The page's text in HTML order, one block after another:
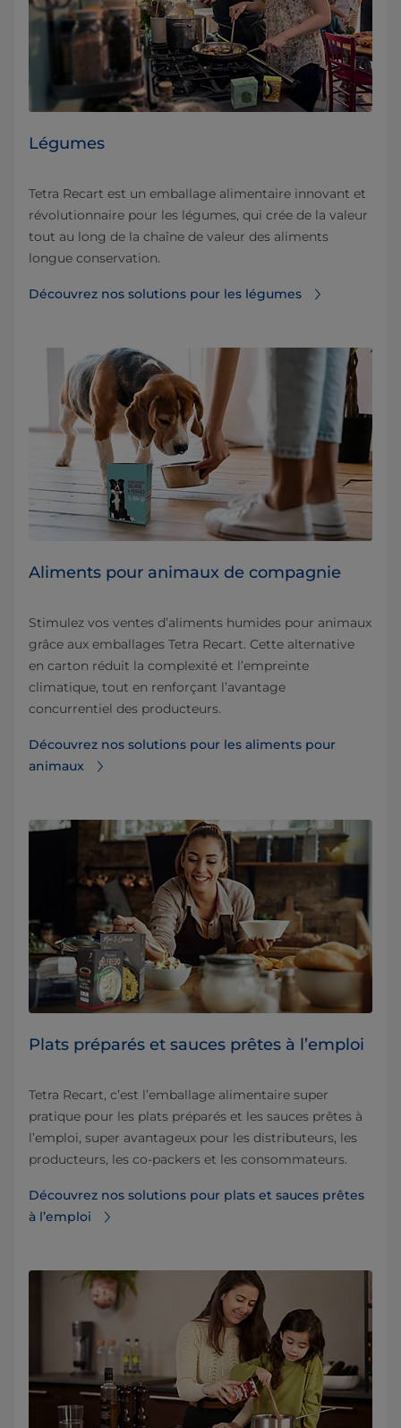
Légumes
Tetra Recart est un emballage alimentaire innovant et
révolutionnaire pour les légumes, qui crée de la valeur
tout au long de la chaîne de valeur des aliments
longue conservation.
Découvrez nos solutions pour les légumes
Aliments pour animaux de compagnie
Stimulez vos ventes d’aliments humides pour animaux
grâce aux emballages Tetra Recart. Cette alternative
en carton réduit la complexité et l’empreinte
climatique, tout en renforçant l’avantage
concurrentiel des producteurs.
Découvrez nos solutions pour les aliments pour
animaux
Plats préparés et sauces prêtes à l’emploi
Tetra Recart, c’est l’emballage alimentaire super
pratique pour les plats préparés et les sauces prêtes à
l’emploi, super avantageux pour les distributeurs, les
producteurs, les co-packers et les consommateurs.
Découvrez nos solutions pour plats et sauces prêtes
à l’emploi